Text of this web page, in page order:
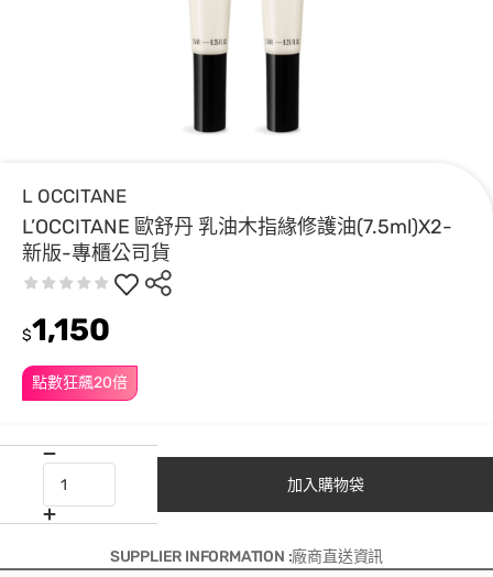
L OCCITANE
L’OCCITANE 歐舒丹 乳油木指緣修護油(7.5ml)X2-
新版-專櫃公司貨
點數狂飆20倍
$1,150
加入購物袋
SUPPLIER INFORMATION :廠商直送資訊